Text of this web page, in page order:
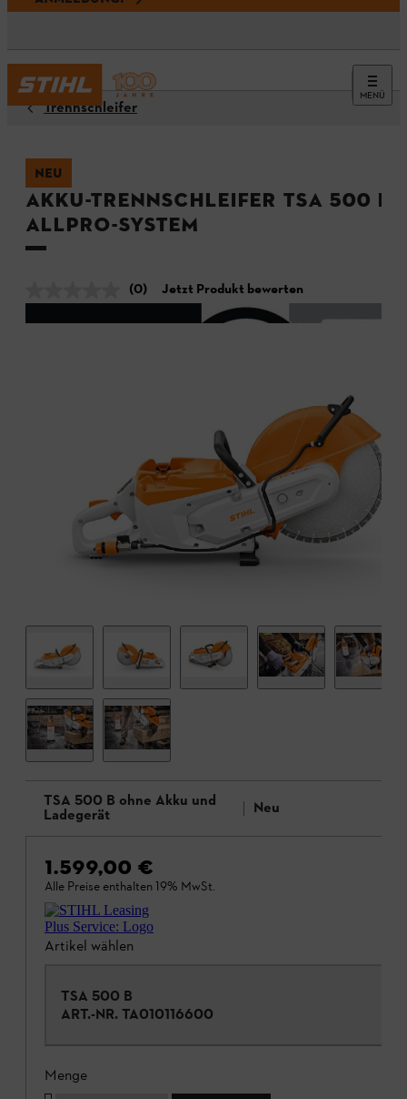
MENÜ
Trennschleifer
NEU
Akku-Trennschleifer TSA 500 B -
ALLPRO-System
(0) Jetzt Produkt bewerten
TSA 500 B ohne Akku und
Ladegerät Neu
1.599,00 €
Alle Preise enthalten 19% MwSt.
Artikel wählen
TSA 500 B
ART.-NR. TA010116600
Menge